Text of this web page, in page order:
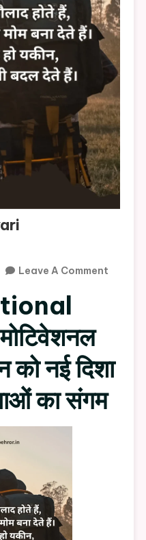
Leave A CommentOn
मोटिवेशनल
को नई दिशा
का संगम